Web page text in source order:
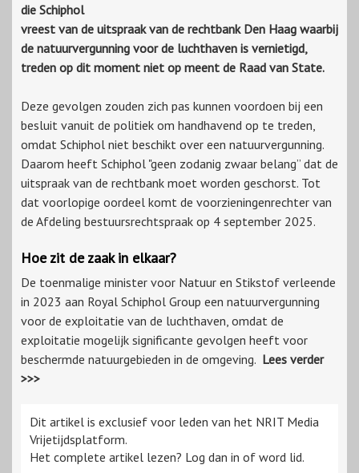
die Schiphol
vreest van de uitspraak van de rechtbank Den Haag waarbij
de natuurvergunning voor de luchthaven is vernietigd,
treden op dit moment niet op meent de Raad van State.
Deze gevolgen zouden zich pas kunnen voordoen bij een
besluit vanuit de politiek om handhavend op te treden,
omdat Schiphol niet beschikt over een natuurvergunning.
Daarom heeft Schiphol "geen zodanig zwaar belang” dat de
uitspraak van de rechtbank moet worden geschorst. Tot
dat voorlopige oordeel komt de voorzieningenrechter van
de Afdeling bestuursrechtspraak op 4 september 2025.
Hoe zit de zaak in elkaar?
De toenmalige minister voor Natuur en Stikstof verleende
in 2023 aan Royal Schiphol Group een natuurvergunning
voor de exploitatie van de luchthaven, omdat de
exploitatie mogelijk significante gevolgen heeft voor
beschermde natuurgebieden in de omgeving. Lees verder
>>>
Dit artikel is exclusief voor leden van het NRIT Media
Vrijetijdsplatform.
Het complete artikel lezen? Log dan in of word lid.